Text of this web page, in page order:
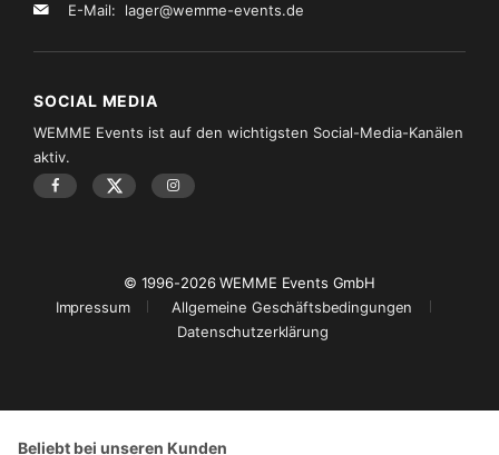
E-Mail: lager@wemme-events.de
SOCIAL MEDIA
WEMME Events ist auf den wichtigsten Social-Media-Kanälen
aktiv.
© 1996-2026 WEMME Events GmbH
Impressum
Allgemeine Geschäftsbedingungen
Datenschutzerklärung
Beliebt bei unseren Kunden